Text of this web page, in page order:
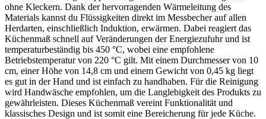
ohne Kleckern. Dank der hervorragenden Wärmeleitung des
Materials kannst du Flüssigkeiten direkt im Messbecher auf allen
Herdarten, einschließlich Induktion, erwärmen. Dabei reagiert das
Küchenmaß schnell auf Veränderungen der Energiezufuhr und ist
temperaturbeständig bis 450 °C, wobei eine empfohlene
Betriebstemperatur von 220 °C gilt. Mit einem Durchmesser von 10
cm, einer Höhe von 14,8 cm und einem Gewicht von 0,45 kg liegt
es gut in der Hand und ist einfach zu handhaben. Für die Reinigung
wird Handwäsche empfohlen, um die Langlebigkeit des Produkts zu
gewährleisten. Dieses Küchenmaß vereint Funktionalität und
klassisches Design und ist somit eine Bereicherung für jede Küche.